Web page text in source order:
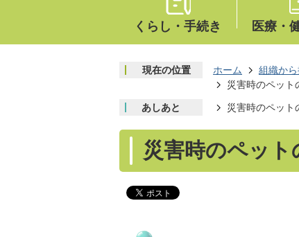
くらし・手続き 医療・
現在の位置 ホーム 組織か
災害時のペット
あしあと 災害時のペット
災害時のペット